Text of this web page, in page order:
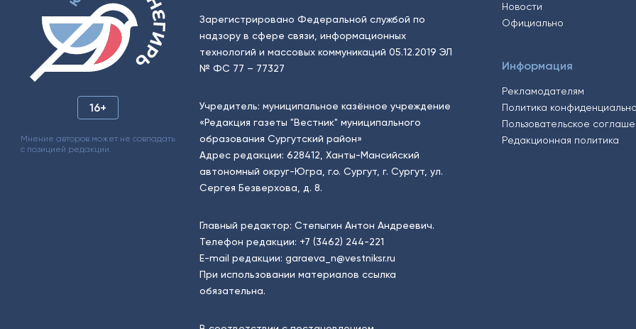
16+
Мнение авторов может не совпадать
с позицией редакции.
Зарегистрировано Федеральной службой по
надзору в сфере связи, информационных
технологий и массовых коммуникаций 05.12.2019 ЭЛ
№ ФС 77 – 77327
Учредитель: муниципальное казённое учреждение
«Редакция газеты "Вестник" муниципального
образования Сургутский район»
Адрес редакции: 628412, Ханты-Мансийский
автономный округ-Югра, г.о. Сургут, г. Сургут, ул.
Сергея Безверхова, д. 8.
Главный редактор: Степыгин Антон Андреевич.
Телефон редакции: +7 (3462) 244-221
E-mail редакции: garaeva_n@vestniksr.ru
При использовании материалов ссылка
обязательна.
Новости
Официально
Информация
Рекламодателям
Политика
Пользовательское
Редакционная политика